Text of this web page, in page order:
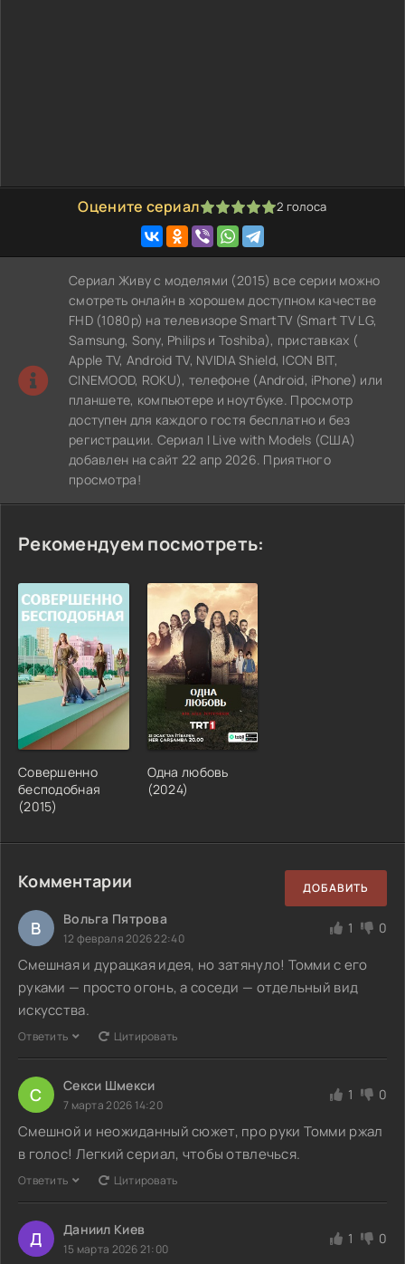
Оцените сериал
1 2 3 4 5 2 голоса
Сериал Живу с моделями (2015) все серии можно
смотреть онлайн в хорошем доступном качестве
FHD (1080p) на телевизоре SmartTV (Smart TV LG,
Samsung, Sony, Philips и Toshiba), приставках (
Apple TV, Android TV, NVIDIA Shield, ICON BIT,
CINEMOOD, ROKU), телефоне (Android, iPhone) или
планшете, компьютере и ноутбуке. Просмотр
доступен для каждого гостя бесплатно и без
регистрации. Сериал I Live with Models (США)
добавлен на сайт 22 апр 2026. Приятного
просмотра!
Рекомендуем посмотреть:
Совершенно
бесподобная
(2015)
Одна любовь
(2024)
Комментарии ДОБАВИТЬ
В Вольга Пятрова
12 февраля 2026 22:40
1 0
Смешная и дурацкая идея, но затянуло! Томми с его
руками — просто огонь, а соседи — отдельный вид
искусства.
Ответить Цитировать
С Секси Шмекси
7 марта 2026 14:20
1 0
Смешной и неожиданный сюжет, про руки Томми ржал
в голос! Легкий сериал, чтобы отвлечься.
Ответить Цитировать
Д Даниил Киев
15 марта 2026 21:00
1 0